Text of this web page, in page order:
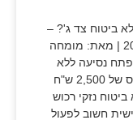
ביטוח צד ג'? –
המדריך המלא עדכון אחרון: אפריל 2025 | מאת: מומחה
נסיעה ללא
ביטוח חובה היא עבירה פלילית עם קנס של 2,500 ש"ח
ביטוח נזקי רכוש
חשוב לפעול